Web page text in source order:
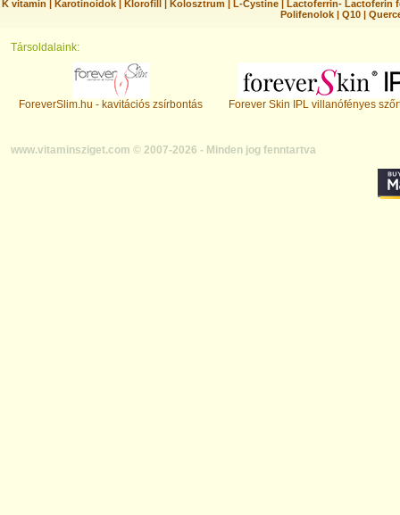
K vitamin | Karotinoidok | Klorofill | Kolosztrum | L-Cystine | Lactoferrin- Lactoferin
Polifenolok |Q10 |
Társoldalaink:
ForeverSlim.hu - kavitációs zsírbontás Forever Skin IPL villanófényes
www.vitaminsziget.com © 2007-2026 - Minden jog fenntartva